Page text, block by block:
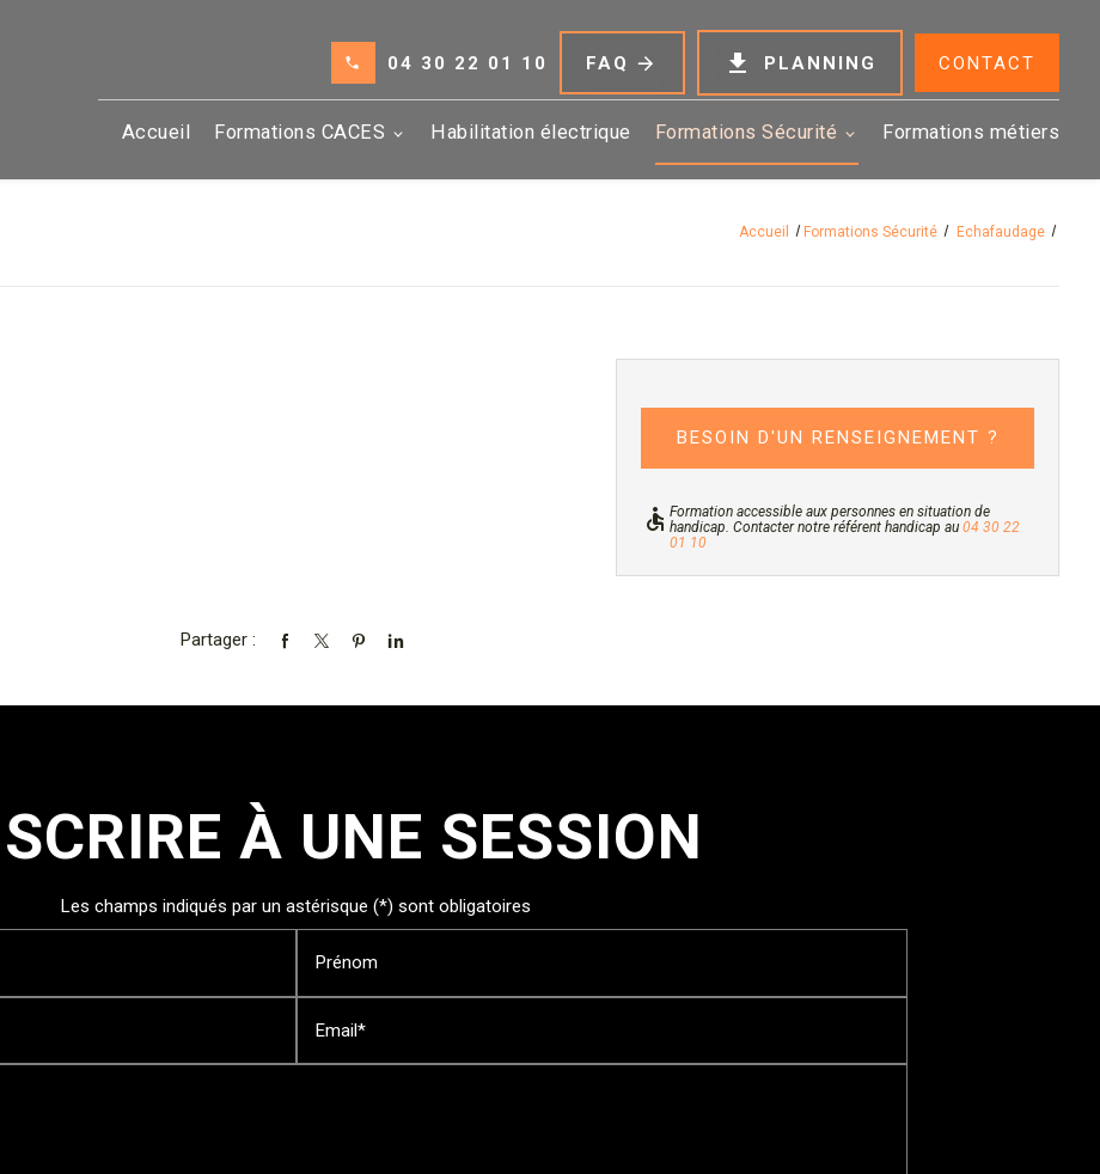
04 30 22 01 10 FAQ get_app PLANNING CONTACT
Accueil Formations CACES Habilitation électrique Formations Sécurité Formations métiers
Accueil Formations Sécurité Echafaudage
BESOIN D'UN RENSEIGNEMENT ?
accessibleFormation accessible aux personnes en situation de
handicap. Contacter notre référent handicap au04 30 22
01 10
Partager :
À UNE SESSION
Les champs indiqués par un astérisque (*) sont obligatoires
Prénom
Email*